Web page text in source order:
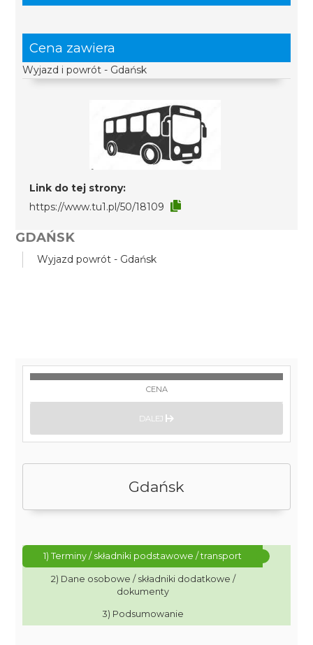
Cena zawiera
Wyjazd i powrót - Gdańsk
Link do tej strony:
https://www.tu1.pl/50/18109
GDAŃSK
Wyjazd powrót - Gdańsk
Gdańsk
1) Terminy / składniki podstawowe / transport
2) Dane osobowe / składniki dodatkowe /
dokumenty
3) Podsumowanie
CENA
DALEJ